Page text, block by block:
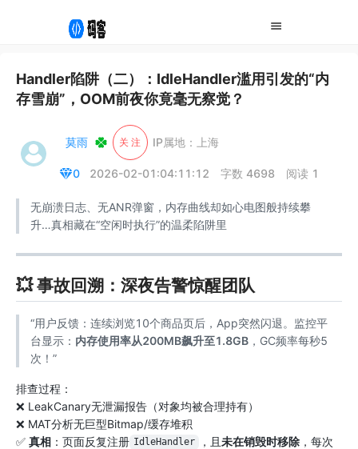
Handler陷阱（二）：IdleHandler滥用引发的“内
存雪崩”，OOM前夜你竟毫无察觉？
莫雨 关 注 IP属地：上海
0 2026-02-01:04:11:12 字数 4698 阅读 1
无崩溃日志、无ANR弹窗，内存曲线却如心电图般持续攀
升…真相藏在“空闲时执行”的温柔陷阱里
💥 事故回溯：深夜告警惊醒团队
“用户反馈：连续浏览10个商品页后，App突然闪退。监控平
台显示： 内存使用率从200MB飙升至1.8GB，GC频率每秒5
次！”
排查过程：
❌ LeakCanary无泄漏报告（对象均被合理持有）
❌ MAT分析无巨型Bitmap/缓存堆积
✅ 真相 ：页面反复注册 IdleHandler ，且未在销毁时移除，每次